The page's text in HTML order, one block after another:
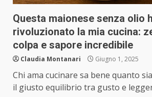
Questa maionese senza olio
rivoluzionato la mia cucina:
colpa e sapore incredibile
Claudia Montanari Giugno 1, 2025
Chi ama cucinare sa bene quanto
il giusto equilibrio tra gusto e